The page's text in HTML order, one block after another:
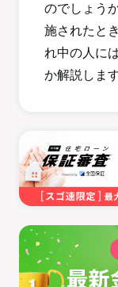
のでしょう
施されたと
れ中の人に
か解説します